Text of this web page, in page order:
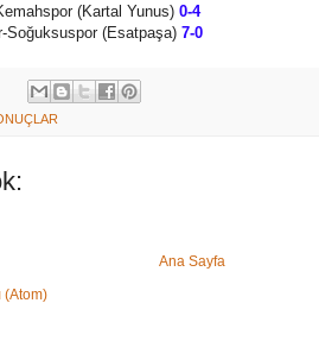
(Kartal Yunus) 0-4
Soğuksuspor (Esatpaşa) 7-0
Ana Sayfa
(Atom)